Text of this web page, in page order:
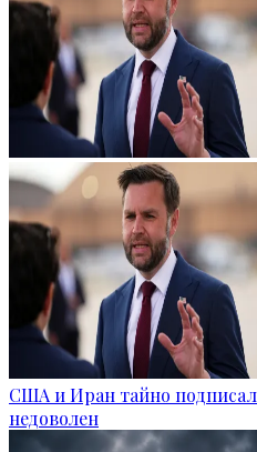
США и Иран тайно
недоволен